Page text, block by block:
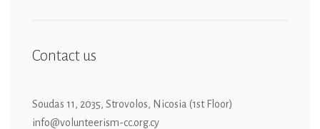
Contact us
Soudas 11, 2035, Strovolos, Nicosia (1st Floor)
info@volunteerism-cc.org.cy